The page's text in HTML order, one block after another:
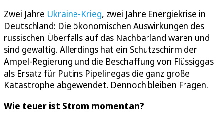
Zwei Jahre Ukraine-Krieg, zwei Jahre Energiekrise in
Deutschland: Die ökonomischen Auswirkungen des
russischen Überfalls auf das Nachbarland waren und
sind gewaltig. Allerdings hat ein Schutzschirm der
Ampel-Regierung und die Beschaffung von Flüssiggas
als Ersatz für Putins Pipelinegas die ganz große
Katastrophe abgewendet. Dennoch bleiben Fragen.
Wie teuer ist Strom momentan?